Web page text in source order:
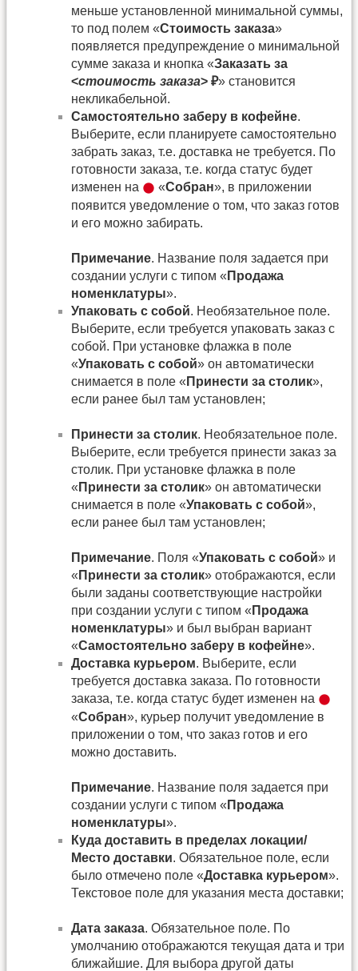
меньше установленной минимальной суммы,
то под полем «Стоимость заказа»
появляется предупреждение о минимальной
сумме заказа и кнопка «Заказать за
<стоимость заказа> ₽» становится
некликабельной.
Самостоятельно заберу в кофейне.
Выберите, если планируете самостоятельно
забрать заказ, т.е. доставка не требуется. По
готовности заказа, т.е. когда статус будет
изменен на
«Собран», в приложении
появится уведомление о том, что заказ готов
и его можно забирать.
Примечание. Название поля задается при
создании услуги с типом « Продажа
номенклатуры».
Упаковать с собой. Необязательное поле.
Выберите, если требуется упаковать заказ с
собой. При установке флажка в поле
«Упаковать с собой» он автоматически
снимается в поле « Принести за столик»,
если ранее был там установлен;
Принести за столик. Необязательное поле.
Выберите, если требуется принести заказ за
столик. При установке флажка в поле
« Принести за столик» он автоматически
снимается в поле «Упаковать с собой»,
если ранее был там установлен;
Примечание. Поля «Упаковать с собой» и
« Принести за столик» отображаются, если
были заданы соответствующие настройки
при создании услуги с типом « Продажа
номенклатуры» и был выбран вариант
«Самостоятельно заберу в кофейне».
Доставка курьером. Выберите, если
требуется доставка заказа. По готовности
заказа, т.е. когда статус будет изменен на
«Собран», курьер получит уведомление в
приложении о том, что заказ готов и его
можно доставить.
Примечание. Название поля задается при
создании услуги с типом « Продажа
номенклатуры».
Куда доставить в пределах локации/
Место доставки. Обязательное поле, если
было отмечено поле «Доставка курьером».
Текстовое поле для указания места доставки;
Дата заказа. Обязательное поле. По
умолчанию отображаются текущая дата и три
ближайшие. Для выбора другой даты